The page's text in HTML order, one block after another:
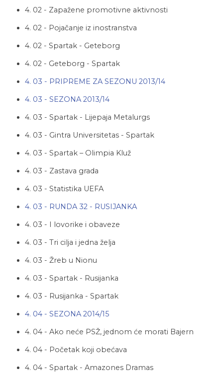
4. 02 - Zapažene promotivne aktivnosti
4. 02 - Pojačanje iz inostranstva
4. 02 - Spartak - Geteborg
4. 02 - Geteborg - Spartak
4. 03 - PRIPREME ZA SEZONU 2013/14
4. 03 - SEZONA 2013/14
4. 03 - Spartak - Lijepaja Metalurgs
4. 03 - Gintra Universitetas - Spartak
4. 03 - Spartak – Olimpia Kluž
4. 03 - Zastava grada
4. 03 - Statistika UEFA
4. 03 - RUNDA 32 - RUSIJANKA
4. 03 - I lovorike i obaveze
4. 03 - Tri cilja i jedna želja
4. 03 - Žreb u Nionu
4. 03 - Spartak - Rusijanka
4. 03 - Rusijanka - Spartak
4. 04 - SEZONA 2014/15
4. 04 - Ako neće PSŽ, jednom će morati Bajern
4. 04 - Početak koji obećava
4. 04 - Spartak - Amazones Dramas